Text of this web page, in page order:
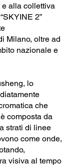
alla collettiva
2”
Milano, oltre ad
nazionale e
lo
che
composta da
strati di linee
come onde,
visiva al tempo